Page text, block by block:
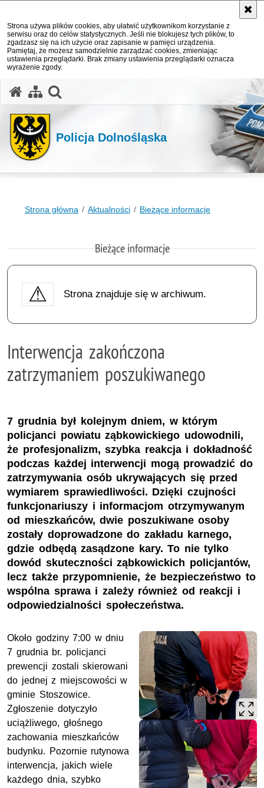
Strona używa plików cookies, aby ułatwić użytkownikom korzystanie z
serwisu oraz do celów statystycznych. Jeśli nie blokujesz tych plików, to
zgadzasz się na ich użycie oraz zapisanie w pamięci urządzenia.
Pamiętaj, że możesz samodzielnie zarządzać cookies, zmieniając
ustawienia przeglądarki. Brak zmiany ustawienia przeglądarki oznacza
wyrażenie zgody.
Policja Dolnośląska
Strona główna Aktualności Bieżące informacje
Bieżące informacje
Strona znajduje się w archiwum.
Interwencja zakończona
zatrzymaniem poszukiwanego
7 grudnia był kolejnym dniem, w którym
policjanci powiatu ząbkowickiego udowodnili,
że profesjonalizm, szybka reakcja i dokładność
podczas każdej interwencji mogą prowadzić do
zatrzymywania osób ukrywających się przed
wymiarem sprawiedliwości. Dzięki czujności
funkcjonariuszy i informacjom otrzymywanym
od mieszkańców, dwie poszukiwane osoby
zostały doprowadzone do zakładu karnego,
gdzie odbędą zasądzone kary. To nie tylko
dowód skuteczności ząbkowickich policjantów,
lecz także przypomnienie, że bezpieczeństwo to
wspólna sprawa i zależy również od reakcji i
odpowiedzialności społeczeństwa.
Około godziny 7:00 w dniu
7 grudnia br. policjanci
prewencji zostali skierowani
do jednej z miejscowości w
gminie Stoszowice.
Zgłoszenie dotyczyło
uciążliwego, głośnego
zachowania mieszkańców
budynku. Pozornie rutynowa
interwencja, jakich wiele
każdego dnia, szybko